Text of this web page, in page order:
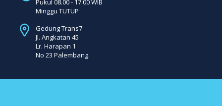
Minggu TUTUP
Gedung Trans7
Jl. Angkatan 45
Lr. Harapan 1
No 23 Palembang.